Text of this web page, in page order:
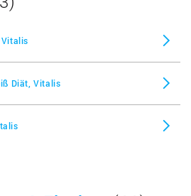
Vitalis
Diät, Vitalis